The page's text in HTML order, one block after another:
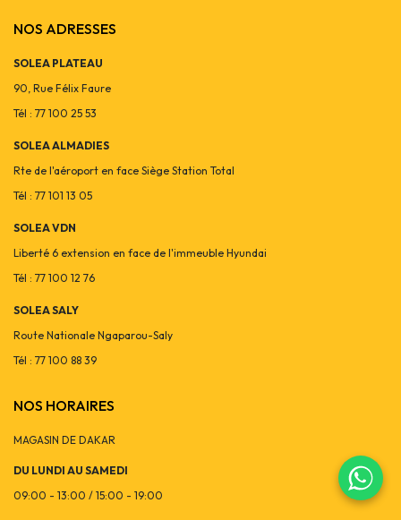
NOS ADRESSES
SOLEA PLATEAU
90, Rue Félix Faure
Tél : 77 100 25 53
SOLEA ALMADIES
Rte de l'aéroport en face Siège Station Total
Tél : 77 101 13 05
SOLEA VDN
Liberté 6 extension en face de l'immeuble Hyundai
Tél : 77 100 12 76
SOLEA SALY
Route Nationale Ngaparou-Saly
Tél : 77 100 88 39
NOS HORAIRES
MAGASIN DE DAKAR
DU LUNDI AU SAMEDI
09:00 - 13:00 / 15:00 - 19:00